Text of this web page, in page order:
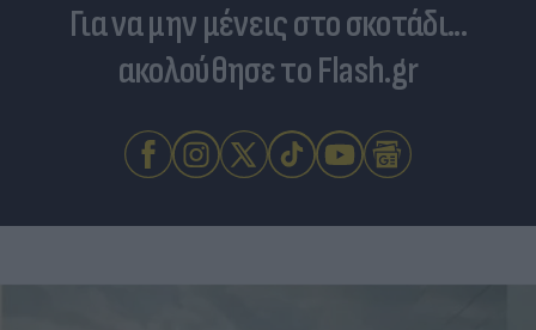
Για να μην μένεις στο σκοτάδι...
ακολούθησε το Flash.gr